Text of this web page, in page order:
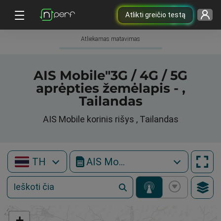
Atlikti greičio testą
Atliekamas matavimas
AIS Mobile"3G / 4G / 5G
aprėpties žemėlapis - ,
Tailandas
AIS Mobile korinis rišys , Tailandas
TH AIS Mobile